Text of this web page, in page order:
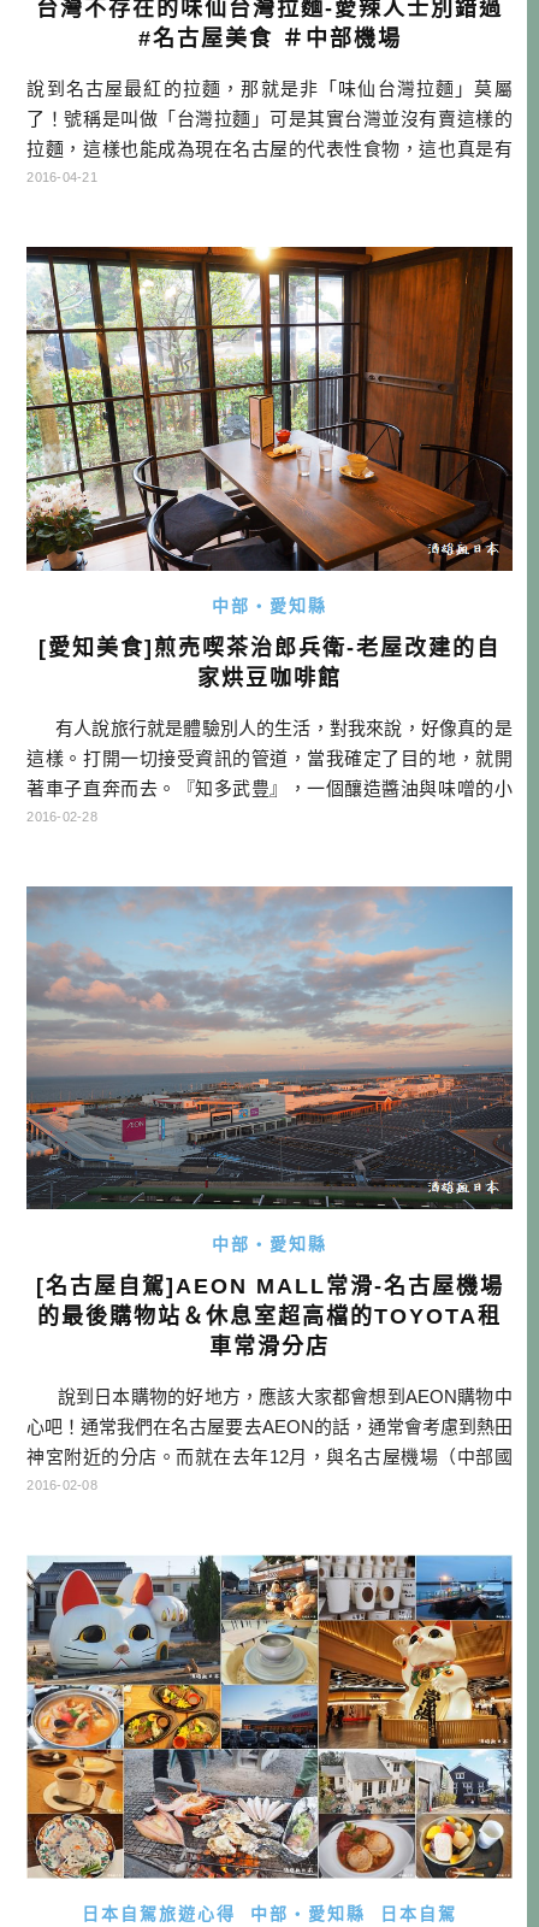
台灣不存在的味仙台灣拉麵-愛辣人士別錯過
#名古屋美食 ＃中部機場
說到名古屋最紅的拉麵，那就是非「味仙台灣拉麵」莫屬
了！號稱是叫做「台灣拉麵」可是其實台灣並沒有賣這樣的
拉麵，這樣也能成為現在名古屋的代表性食物，這也真是有
夠神奇的事情。其實台灣拉麵的起源非常早，味仙店的台灣
做給員工吃，後來有些客人吃到之後深深愛上這個口味，就
慢慢推廣了起來。現在連TOYOTA […]…
2016-04-21
中部・愛知縣
[愛知美食]煎売喫茶治郎兵衛-老屋改建的自
家烘豆咖啡館
有人說旅行就是體驗別人的生活，對我來說，好像真的是
這樣。打開一切接受資訊的管道，當我確定了目的地，就開
著車子直奔而去。『知多武豊』，一個釀造醬油與味噌的小
鎮，至今仍保留著歷史的痕跡，我們造訪的是『煎売喫茶治
的庭園，即便是下雨，都特有風情。名古屋一帶有 […]…
2016-02-28
中部・愛知縣
[名古屋自駕]AEON MALL常滑-名古屋機場
的最後購物站＆休息室超高檔的TOYOTA租
車常滑分店
說到日本購物的好地方，應該大家都會想到AEON購物中
心吧！通常我們在名古屋要去AEON的話，通常會考慮到熱田
神宮附近的分店。而就在去年12月，與名古屋機場（中部國
際機場）隔一座橋的城市『常滑』，開了一間佔地十分廣闊
除了可以逛街之外，世界最 […]…
2016-02-08
日本自駕旅遊心得 中部・愛知縣 日本自駕